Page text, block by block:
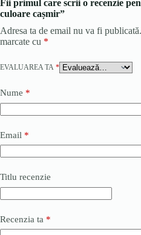
Fii primul care scrii o recenzie
culoare cașmir”
Adresa ta de email nu va fi publicată.
marcate cu *
EVALUAREA TA *
Nume *
Email *
Titlu recenzie
Recenzia ta *